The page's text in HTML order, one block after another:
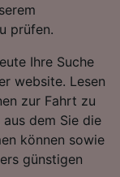
prüfen.
Ihre Suche
website. Lesen
zur Fahrt zu
dem Sie die
können sowie
günstigen